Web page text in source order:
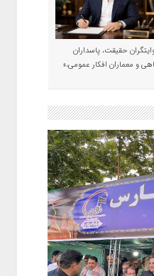
حقیقت، پاسداران
و معماران افکار عمومی،»